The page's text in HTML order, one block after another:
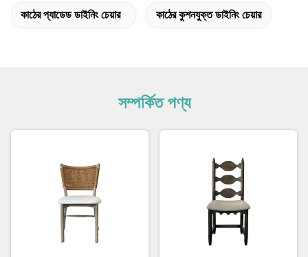
কাঠের প্যাডেড ডাইনিং চেয়ার কাঠের কুশনযুক্ত ডাইনিং চেয়ার
সম্পর্কিত পণ্য